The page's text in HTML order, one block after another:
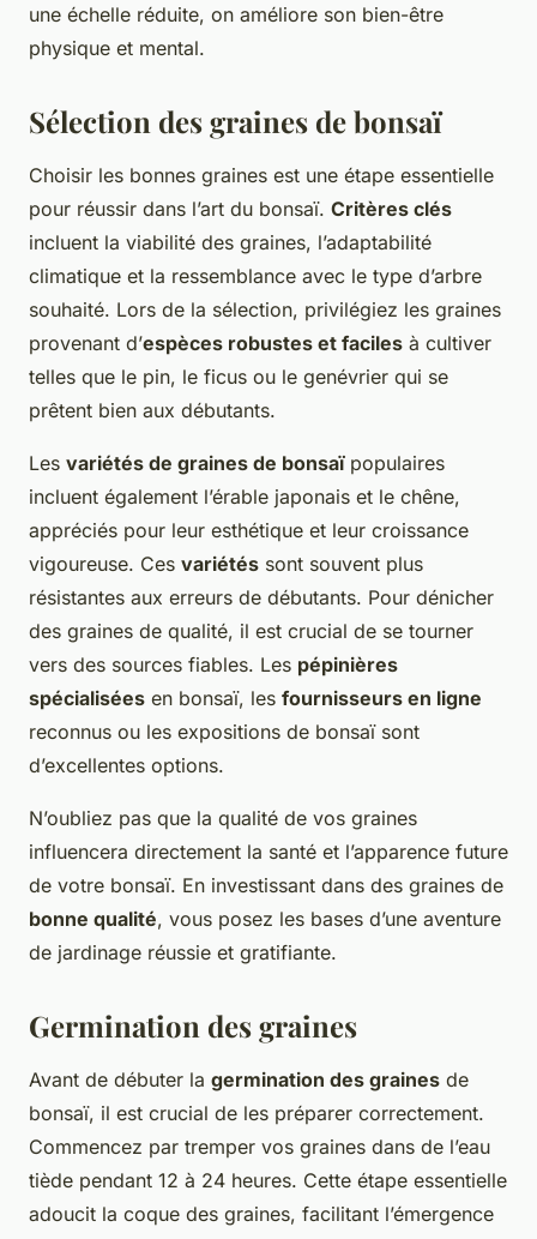
une échelle réduite, on améliore son bien-être
physique et mental.
Sélection des graines de bonsaï
Choisir les bonnes graines est une étape essentielle
pour réussir dans l’art du bonsaï. Critères clés
incluent la viabilité des graines, l’adaptabilité
climatique et la ressemblance avec le type d’arbre
souhaité. Lors de la sélection, privilégiez les graines
provenant d’espèces robustes et faciles à cultiver
telles que le pin, le ficus ou le genévrier qui se
prêtent bien aux débutants.
Les variétés de graines de bonsaïpopulaires
incluent également l’érable japonais et le chêne,
appréciés pour leur esthétique et leur croissance
vigoureuse. Ces variétés sont souvent plus
résistantes aux erreurs de débutants. Pour dénicher
des graines de qualité, il est crucial de se tourner
vers des sources fiables. Les pépinières
spécialisées en bonsaï, les fournisseurs en ligne
reconnus ou les expositions de bonsaï sont
d’excellentes options.
N’oubliez pas que la qualité de vos graines
influencera directement la santé et l’apparence future
de votre bonsaï. En investissant dans des graines de
bonne qualité, vous posez les bases d’une aventure
de jardinage réussie et gratifiante.
Germination des graines
Avant de débuter la germination des graines de
bonsaï, il est crucial de les préparer correctement.
Commencez par tremper vos graines dans de l’eau
tiède pendant 12 à 24 heures. Cette étape essentielle
adoucit la coque des graines, facilitant l’émergence